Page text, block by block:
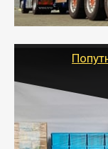
- Тайгер
Газель (1,5 и